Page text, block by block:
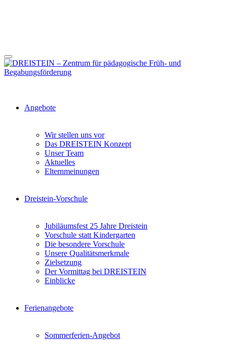
Angebote
Wir stellen uns vor
Das DREISTEIN Konzept
Unser Team
Aktuelles
Elternmeinungen
Dreistein-Vorschule
Jubiläumsfest 25 Jahre Dreistein
Vorschule statt Kindergarten
Die besondere Vorschule
Unsere Qualitätsmerkmale
Zielsetzung
Der Vormittag bei DREISTEIN
Einblicke
Ferienangebote
Sommerferien-Angebot